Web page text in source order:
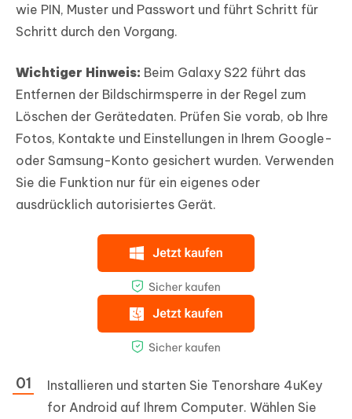
wie PIN, Muster und Passwort und führt Schritt für
Schritt durch den Vorgang.
Wichtiger Hinweis: Beim Galaxy S22 führt das
Entfernen der Bildschirmsperre in der Regel zum
Löschen der Gerätedaten. Prüfen Sie vorab, ob Ihre
Fotos, Kontakte und Einstellungen in Ihrem Google-
oder Samsung-Konto gesichert wurden. Verwenden
Sie die Funktion nur für ein eigenes oder
ausdrücklich autorisiertes Gerät.
Installieren und starten Sie Tenorshare 4uKey
for Android auf Ihrem Computer. Wählen Sie